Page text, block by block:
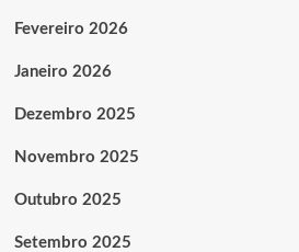
Fevereiro 2026
Janeiro 2026
Dezembro 2025
Novembro 2025
Outubro 2025
Setembro 2025